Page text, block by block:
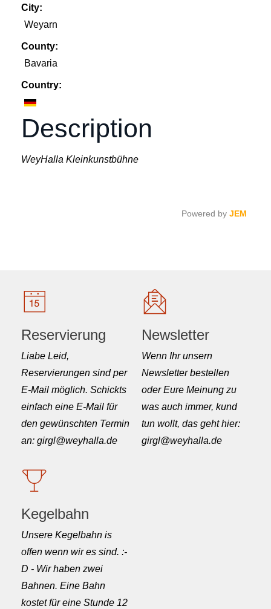
City:
Weyarn
County:
Bavaria
Country:
Description
WeyHalla Kleinkunstbühne
Powered by JEM
Reservierung
Liabe Leid,
Reservierungen sind per
E-Mail möglich. Schickts
einfach eine E-Mail für
den gewünschten Termin
an: girgl@weyhalla.de
Newsletter
Wenn Ihr unsern
Newsletter bestellen
oder Eure Meinung zu
was auch immer, kund
tun wollt, das geht hier:
girgl@weyhalla.de
Kegelbahn
Unsere Kegelbahn is
offen wenn wir es sind. :-
D - Wir haben zwei
Bahnen. Eine Bahn
kostet für eine Stunde 12